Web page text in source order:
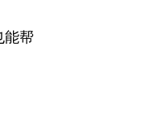
能帮